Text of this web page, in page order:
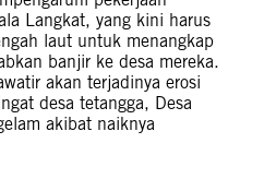
Langkat, yang kini harus
laut untuk menangkap
banjir ke desa mereka.
akan terjadinya erosi
desa tetangga, Desa
akibat naiknya